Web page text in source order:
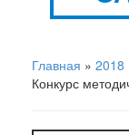
Главная » 2018
Конкурс